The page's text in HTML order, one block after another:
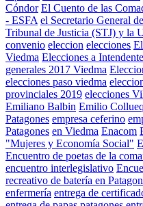
Cóndor El Cuento de las
- ESFA el Secretario General
Tribunal de Justicia (STJ) y la
convenio eleccion elecciones
Viedma Elecciones a
generales 2017 Viedma
elecciones paso viedma
provinciales 2019 elecciones
Emiliano Balbin Emilio
Patagones empresa ceferino
Patagones en Viedma Enacom
"Mujeres y Economía Social"
Encuentro de poetas de la
encuentro interlegislativo
recreativo de batería en
enfermería entrega de